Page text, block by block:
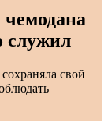
служил
свой